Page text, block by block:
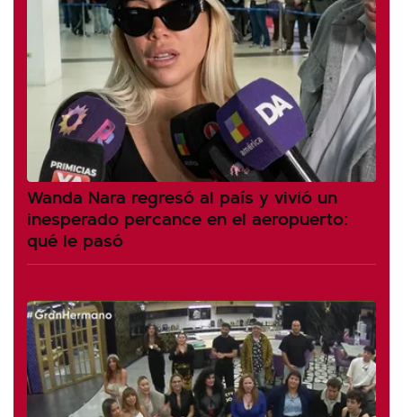
Wanda Nara regresó al país y vivió un
inesperado percance en el aeropuerto:
qué le pasó